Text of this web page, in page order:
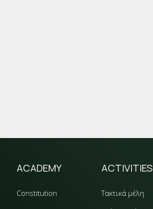
ACADEMY
Constitution
ACTIVITIES
Τακτικά μέλη